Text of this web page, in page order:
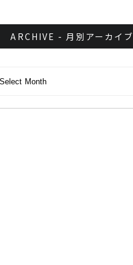
ARCHIVE - 月別アーカイブ